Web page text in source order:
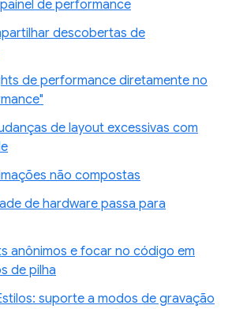
de performance
descobertas de
de performance diretamente no
de layout excessivas com
não compostas
de hardware passa para
anônimos e focar no código em
de pilha
suporte a modos de gravação